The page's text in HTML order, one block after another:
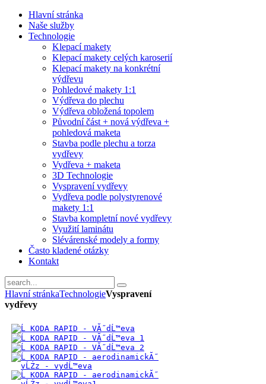
Hlavní stránka
Naše služby
Technologie
Klepací makety
Klepací makety celých karoserií
Klepací makety na konkrétní
výdřevu
Pohledové makety 1:1
Výdřeva do plechu
Výdřeva obložená topolem
Původní část + nová výdřeva +
pohledová maketa
Stavba podle plechu a torza
vydřevy
Vydřeva + maketa
3D Technologie
Vyspravení vydřevy
Vydřeva podle polystyrenové
makety 1:1
Stavba kompletní nové vydřevy
Využití laminátu
Slévárenské modely a formy
Často kladené otázky
Kontakt
Hlavní stránkaTechnologieVyspravení
vydřevy